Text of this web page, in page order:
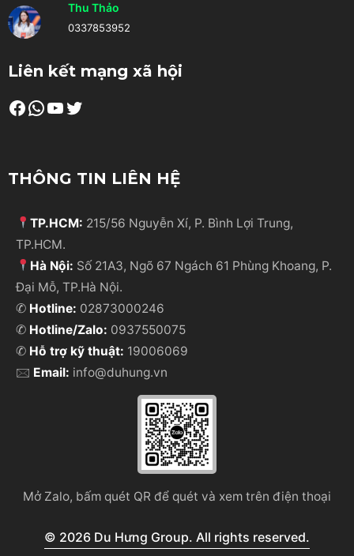
Thu Thảo
0337853952
Liên kết mạng xã hội
Facebook WhatsApp Youtube Twitter
THÔNG TIN LIÊN HỆ
TP.HCM: 215/56 Nguyễn Xí, P. Bình Lợi Trung,
TP.HCM.
Hà Nội: Số 21A3, Ngõ 67 Ngách 61 Phùng Khoang, P.
Đại Mỗ, TP.Hà Nội.
✆ Hotline: 02873000246
✆ Hotline/Zalo: 0937550075
✆ Hỗ trợ kỹ thuật: 19006069
🖂 Email: info@duhung.vn
Mở Zalo, bấm quét QR để quét và xem trên điện thoại